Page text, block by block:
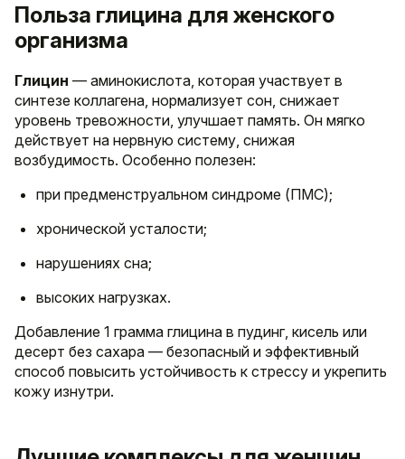
Польза глицина для женского
организма
Глицин — аминокислота, которая участвует в
синтезе коллагена, нормализует сон, снижает
уровень тревожности, улучшает память. Он мягко
действует на нервную систему, снижая
возбудимость. Особенно полезен:
при предменструальном синдроме (ПМС);
хронической усталости;
нарушениях сна;
высоких нагрузках.
Добавление 1 грамма глицина в пудинг, кисель или
десерт без сахара — безопасный и эффективный
способ повысить устойчивость к стрессу и укрепить
кожу изнутри.